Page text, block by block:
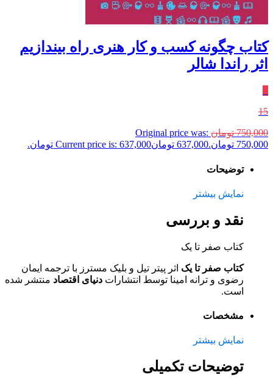
کتاب چگونه کسب و کار هنری راه بیندازیم
اثر راندا شالر
15
750,000 تومان Original price was:
750,000 تومان.
637,000 تومانCurrent price is: 637,000 تومان.
توضیحات
نمایش بیشتر
نقد و بررسی
کتاب صفر تا یک
کتاب صفر تا یک اثر پیتر تیل و بلیک مسترز با ترجمه ایمان
رضوی و ترانه امینا توسط انتشارات دنیای اقتصاد منتشر شده
است.
مشخصات
نمایش بیشتر
توضیحات تکمیلی